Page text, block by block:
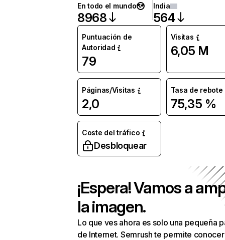
En todo el mundo
8968
India
564
Puntuación de
Autoridad
79
Visitas
6,05 M
Páginas/Visitas
2,0
Tasa de rebote
75,35 %
Coste del tráfico
Desbloquear
¡Espera! Vamos a
la imagen.
Lo que ves ahora es solo una pequeña
de Internet. Semrush te permite